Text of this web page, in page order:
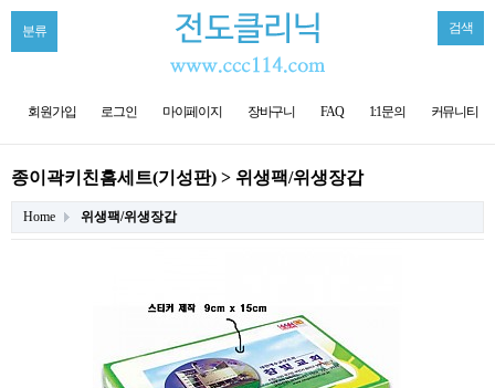
분류 검색
회원가입 로그인 마이페이지 장바구니 FAQ 1:1문의 커뮤니티
종이곽키친홈세트(기성판) > 위생팩/위생장갑
Home 위생팩/위생장갑